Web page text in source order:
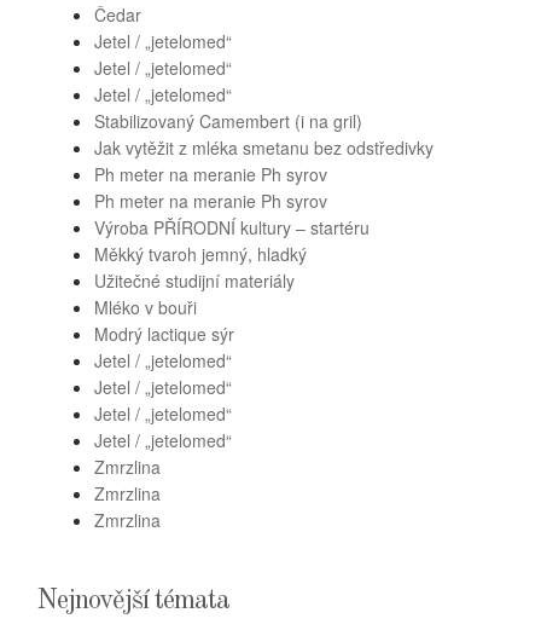
Čedar
Jetel / „jetelomed“
Jetel / „jetelomed“
Jetel / „jetelomed“
Stabilizovaný Camembert (i na gril)
Jak vytěžit z mléka smetanu bez odstředivky
Ph meter na meranie Ph syrov
Ph meter na meranie Ph syrov
Výroba PŘÍRODNÍ kultury – startéru
Měkký tvaroh jemný, hladký
Užitečné studijní materiály
Mléko v bouři
Modrý lactique sýr
Jetel / „jetelomed“
Jetel / „jetelomed“
Jetel / „jetelomed“
Jetel / „jetelomed“
Zmrzlina
Zmrzlina
Zmrzlina
Nejnovější témata